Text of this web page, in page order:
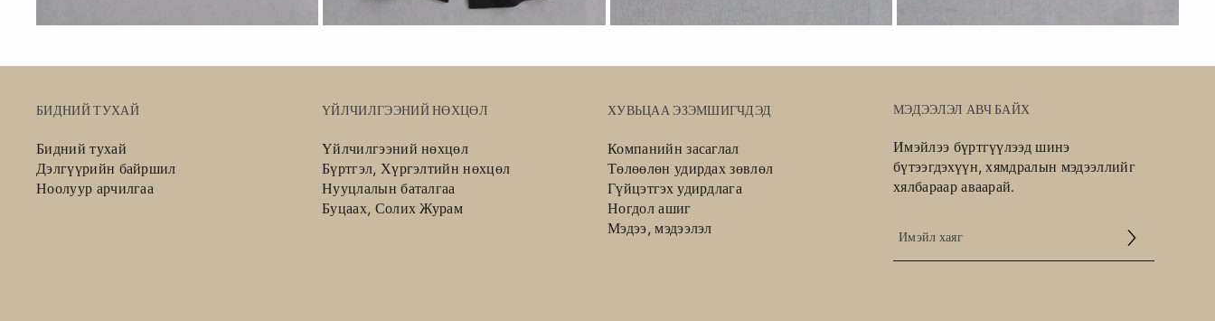
БИДНИЙ ТУХАЙ
Бидний тухай
Дэлгүүрийн байршил
Ноолуур арчилгаа
ҮЙЛЧИЛГЭЭНИЙ НӨХЦӨЛ
Үйлчилгээний нөхцөл
Бүртгэл, Хүргэлтийн нөхцөл
Нууцлалын баталгаа
Буцаах, Солих Журам
ХУВЬЦАА ЭЗЭМШИГЧДЭД
Компанийн засаглал
Төлөөлөн удирдах зөвлөл
Гүйцэтгэх удирдлага
Ногдол ашиг
Мэдээ, мэдээлэл
МЭДЭЭЛЭЛ АВЧ БАЙХ
Имэйлээ бүртгүүлээд шинэ
бүтээгдэхүүн, хямдралын мэдээллийг
хялбараар аваарай.